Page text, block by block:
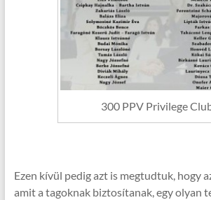
300 PPV Privilege
Ezen kívül pedig azt is megtudtuk, hogy
amit a tagoknak biztosítanak, egy olyan